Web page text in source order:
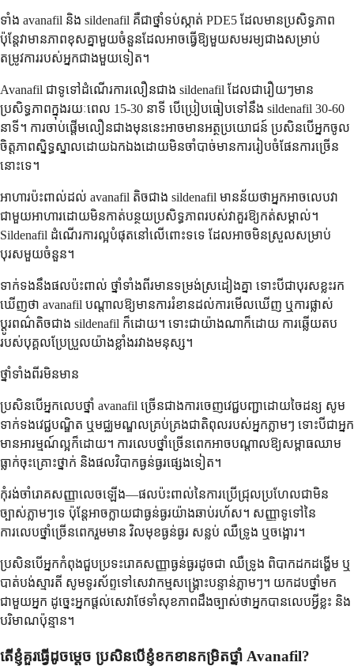
ទាំង avanafil និង sildenafil គឺជា​ថ្នាំ​ទប់ស្កាត់ PDE5 ដែល​មាន​ប្រសិទ្ធភាព
ប៉ុន្តែ​វា​មាន​ភាព​ខុស​គ្នា​មួយ​ចំនួន​ដែល​អាច​ធ្វើ​ឱ្យ​មួយ​សមរម្យ​ជាង​សម្រាប់​
តម្រូវការ​របស់​អ្នក​ជាង​មួយ​ទៀត។
Avanafil ជាទូទៅដំណើរការលឿនជាង sildenafil ដែលជារឿយៗមាន
ប្រសិទ្ធភាពក្នុងរយៈពេល 15-30 នាទី បើប្រៀបធៀបទៅនឹង sildenafil 30-60
នាទី។ ការចាប់ផ្តើមលឿនជាងមុននេះអាចមានអត្ថប្រយោជន៍ ប្រសិនបើអ្នកចូល
ចិត្តភាពស្និទ្ធស្នាលដោយឯកឯងដោយមិនចាំបាច់មានការរៀបចំផែនការច្រើន
នោះទេ។
អាហារប៉ះពាល់ដល់ avanafil តិចជាង sildenafil មានន័យថាអ្នកអាចលេបវា
ជាមួយអាហារដោយមិនកាត់បន្ថយប្រសិទ្ធភាពរបស់វាគួរឱ្យកត់សម្គាល់។
Sildenafil ដំណើរការល្អបំផុតនៅលើពោះទទេ ដែលអាចមិនស្រួលសម្រាប់
បុរសមួយចំនួន។
ទាក់ទងនឹងផលប៉ះពាល់ ថ្នាំទាំងពីរមានទម្រង់ស្រដៀងគ្នា ទោះបីជាបុរសខ្លះរក
ឃើញថា avanafil បណ្តាលឱ្យមានការរំខានដល់ការមើលឃើញ ឬការផ្លាស់
ប្តូរពណ៌តិចជាង sildenafil ក៏ដោយ។ ទោះជាយ៉ាងណាក៏ដោយ ការឆ្លើយតប
របស់បុគ្គលប្រែប្រួលយ៉ាងខ្លាំងរវាងមនុស្ស។
ថ្នាំទាំងពីរមិនមាន
ប្រសិនបើអ្នកលេបថ្នាំ avanafil ច្រើនជាងការចេញវេជ្ជបញ្ជាដោយចៃដន្យ សូម
ទាក់ទងវេជ្ជបណ្ឌិត ឬមជ្ឈមណ្ឌលគ្រប់គ្រងជាតិពុលរបស់អ្នកភ្លាមៗ ទោះបីជាអ្នក
មានអារម្មណ៍ល្អក៏ដោយ។ ការលេបថ្នាំច្រើនពេកអាចបណ្តាលឱ្យសម្ពាធឈាម
ធ្លាក់ចុះគ្រោះថ្នាក់ និងផលវិបាកធ្ងន់ធ្ងរផ្សេងទៀត។
កុំរង់ចាំរោគសញ្ញាលេចឡើង—ផលប៉ះពាល់នៃការប្រើជ្រុលប្រហែលជាមិន
ច្បាស់ភ្លាមៗទេ ប៉ុន្តែអាចក្លាយជាធ្ងន់ធ្ងរយ៉ាងឆាប់រហ័ស។ សញ្ញាទូទៅនៃ
ការលេបថ្នាំច្រើនពេករួមមាន វិលមុខធ្ងន់ធ្ងរ សន្លប់ ឈឺទ្រូង ឬចង្អោរ។
ប្រសិនបើអ្នកកំពុងជួបប្រទះរោគសញ្ញាធ្ងន់ធ្ងរដូចជា ឈឺទ្រូង ពិបាកដកដង្ហើម ឬ
បាត់បង់ស្មារតី សូមទូរស័ព្ទទៅសេវាកម្មសង្គ្រោះបន្ទាន់ភ្លាមៗ។ យកដបថ្នាំមក
ជាមួយអ្នក ដូច្នេះអ្នកផ្តល់សេវាថែទាំសុខភាពដឹងច្បាស់ថាអ្នកបានលេបអ្វីខ្លះ និង
បរិមាណប៉ុន្មាន។
តើខ្ញុំគួរធ្វើដូចម្តេច ប្រសិនបើខ្ញុំខកខានកម្រិតថ្នាំ Avanafil?